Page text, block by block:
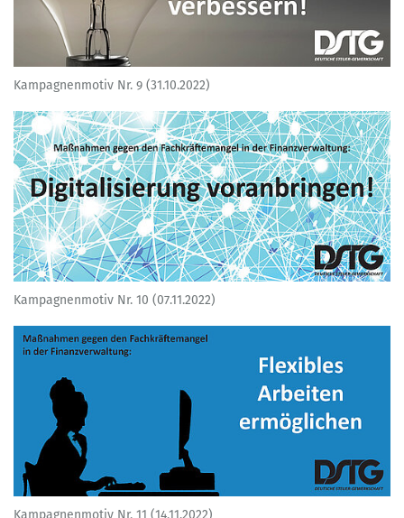
Kampagnenmotiv Nr. 9 (31.10.2022)
Kampagnenmotiv Nr. 10 (07.11.2022)
Kampagnenmotiv Nr. 11 (14.11.2022)